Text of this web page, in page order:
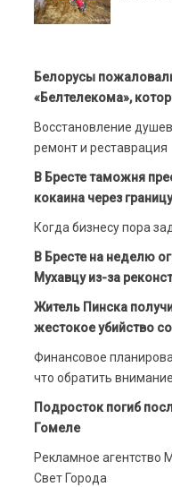
Белорусы
«Белтелекома»,
Восстановление
ремонт и реставрация
В Бресте таможня
кокаина через
Когда бизнесу пора
В Бресте на неделю
Мухавцу из-за
Житель Пинска
жестокое убийство
Финансовое
что обратить
Подросток погиб
Гомеле
Рекламное агентство
Свет Города